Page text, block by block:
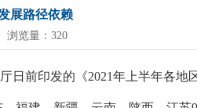
展路径依赖
浏览量：320
日前印发的《2021年上半年各地